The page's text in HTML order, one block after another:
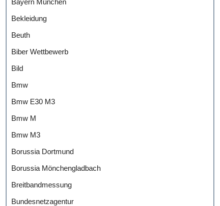
Bekleidung
Beuth
Biber Wettbewerb
Bild
Bmw
Bmw E30 M3
Bmw M
Bmw M3
Borussia Dortmund
Borussia Mönchengladbach
Breitbandmessung
Bundesnetzagentur